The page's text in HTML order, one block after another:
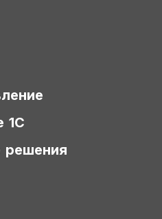
1С
решения